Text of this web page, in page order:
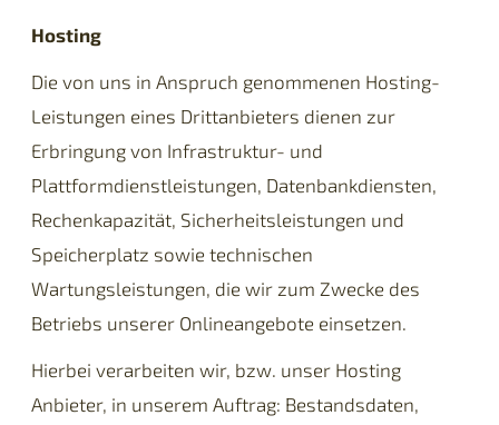
Hosting
Die von uns in Anspruch genommenen Hosting-
Leistungen eines Drittanbieters dienen zur
Erbringung von Infrastruktur- und
Plattformdienstleistungen, Datenbankdiensten,
Rechenkapazität, Sicherheitsleistungen und
Speicherplatz sowie technischen
Wartungsleistungen, die wir zum Zwecke des
Betriebs unserer Onlineangebote einsetzen.
Hierbei verarbeiten wir, bzw. unser Hosting
Anbieter, in unserem Auftrag: Bestandsdaten,